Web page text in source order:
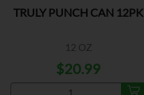
TRULY PUNCH CAN 12PK
12 OZ
$20.99